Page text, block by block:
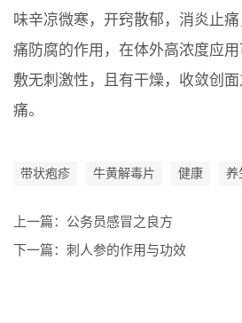
味辛凉微寒，开窍散郁，消炎止
痛防腐的作用，在体外高浓度应
敷无刺激性，且有干燥，收敛创
痛。
带状疱疹 牛黄解毒片 健康 养
上一篇： 公务员感冒之良方
下一篇： 刺人参的作用与功效